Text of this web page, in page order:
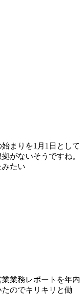
まりを1月1日として
がないそうですね。
たい
業務レポートを年内
のでキリキリと働